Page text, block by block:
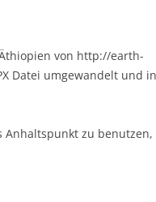
von http://earth-
Datei umgewandelt und in
zu